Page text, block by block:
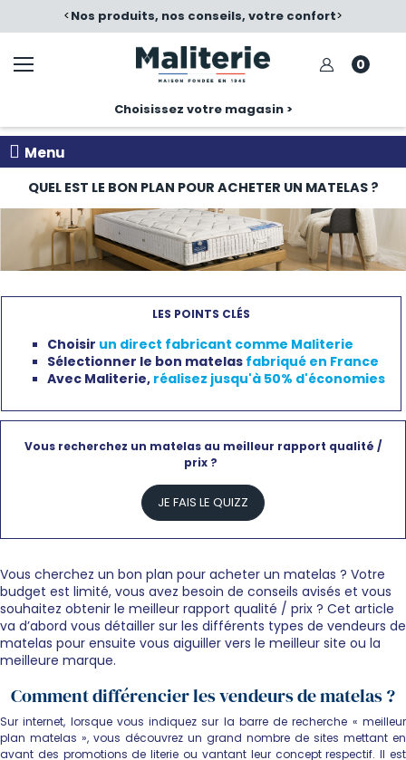
<Nos produits, nos conseils, votre confort>
0
Choisissez votre magasin >
Menu
QUEL EST LE BON PLAN POUR ACHETER UN MATELAS ?
LES POINTS CLÉS
Choisir un direct fabricant comme Maliterie
Sélectionner le bon matelas fabriqué en France
Avec Maliterie, réalisez jusqu'à 50% d'économies
Vous recherchez un matelas au meilleur rapport qualité /
prix ?
JE FAIS LE QUIZZ
Vous cherchez un bon plan pour acheter un matelas ? Votre
budget est limité, vous avez besoin de conseils avisés et vous
souhaitez obtenir le meilleur rapport qualité / prix ? Cet article
va d’abord vous détailler sur les différents types de vendeurs de
matelas pour ensuite vous aiguiller vers le meilleur site ou la
meilleure marque.
Comment différencier les vendeurs de matelas ?
Sur internet, lorsque vous indiquez sur la barre de recherche « meilleur
plan matelas », vous découvrez un grand nombre de sites mettant en
avant des promotions de literie ou vantant leur concept respectif. Il est